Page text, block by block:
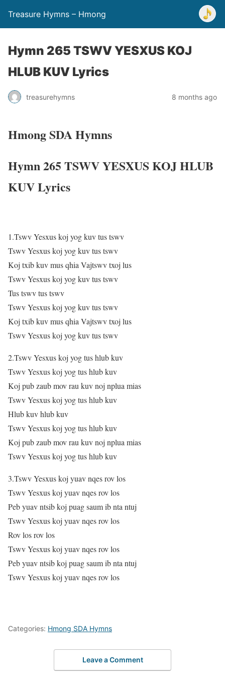
Treasure Hymns – Hmong
Hymn 265 TSWV YESXUS KOJ
HLUB KUV Lyrics
treasurehymns 8 months ago
Hmong SDA Hymns
Hymn 265 TSWV YESXUS KOJ HLUB
KUV Lyrics
1.Tswv Yesxus koj yog kuv tus tswv
Tswv Yesxus koj yog kuv tus tswv
Koj txib kuv mus qhia Vajtswv txoj lus
Tswv Yesxus koj yog kuv tus tswv
Tus tswv tus tswv
Tswv Yesxus koj yog kuv tus tswv
Koj txib kuv mus qhia Vajtswv txoj lus
Tswv Yesxus koj yog kuv tus tswv
2.Tswv Yesxus koj yog tus hlub kuv
Tswv Yesxus koj yog tus hlub kuv
Koj pub zaub mov rau kuv noj nplua mias
Tswv Yesxus koj yog tus hlub kuv
Hlub kuv hlub kuv
Tswv Yesxus koj yog tus hlub kuv
Koj pub zaub mov rau kuv noj nplua mias
Tswv Yesxus koj yog tus hlub kuv
3.Tswv Yesxus koj yuav nqes rov los
Tswv Yesxus koj yuav nqes rov los
Peb yuav ntsib koj puag saum ib nta ntuj
Tswv Yesxus koj yuav nqes rov los
Rov los rov los
Tswv Yesxus koj yuav nqes rov los
Peb yuav ntsib koj puag saum ib nta ntuj
Tswv Yesxus koj yuav nqes rov los
Categories: Hmong SDA Hymns
Leave a Comment